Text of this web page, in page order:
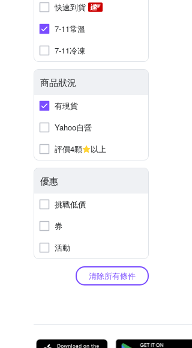
快速到貨
7-11常溫
7-11冷凍
商品狀況
有現貨
Yahoo自營
評價4顆
以上
優惠
挑戰低價
券
活動
清除所有條件